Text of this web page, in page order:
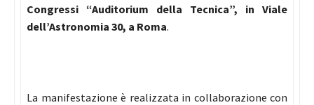
Congressi “Auditorium della Tecnica”, in Viale
dell’Astronomia 30, a Roma.
La manifestazione è realizzata in collaborazione con